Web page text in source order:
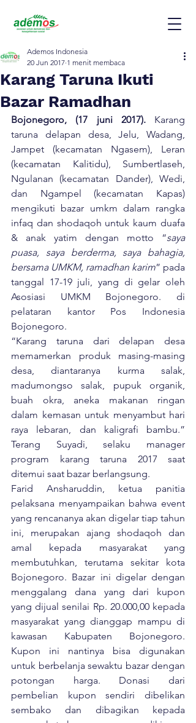
Karang Taruna Ikuti
Bazar Ramadhan
Ademos Indonesia
20 Jun 2017 1 menit membaca
Bojonegoro, (17 juni 2017). Karang
taruna delapan desa, Jelu, Wadang,
Jampet (kecamatan Ngasem), Leran
(kecamatan Kalitidu), Sumbertlaseh,
Ngulanan (kecamatan Dander), Wedi,
dan Ngampel (kecamatan Kapas)
mengikuti bazar umkm dalam rangka
infaq dan shodaqoh untuk kaum duafa
& anak yatim dengan motto “saya
puasa, saya berderma, saya bahagia,
bersama UMKM, ramadhan karim” pada
tanggal 17-19 juli, yang di gelar oleh
Asosiasi UMKM Bojonegoro. di
pelataran kantor Pos Indonesia
Bojonegoro.
“Karang taruna dari delapan desa
memamerkan produk masing-masing
desa, diantaranya kurma salak,
madumongso salak, pupuk organik,
buah okra, aneka makanan ringan
dalam kemasan untuk menyambut hari
raya lebaran, dan kaligrafi bambu.”
Terang Suyadi, selaku manager
program karang taruna 2017 saat
ditemui saat bazar berlangsung.
Farid Ansharuddin, ketua panitia
pelaksana menyampaikan bahwa event
yang rencananya akan digelar tiap tahun
ini, merupakan ajang shodaqoh dan
amal kepada masyarakat yang
membutuhkan, terutama sekitar kota
Bojonegoro. Bazar ini digelar dengan
menggalang dana yang dari kupon
yang dijual senilai Rp. 20.000,00 kepada
masyarakat yang dianggap mampu di
kawasan Kabupaten Bojonegoro.
Kupon ini nantinya bisa digunakan
untuk berbelanja sewaktu bazar dengan
potongan harga. Donasi dari
pembelian kupon sendiri dibelikan
sembako dan dibagikan kepada